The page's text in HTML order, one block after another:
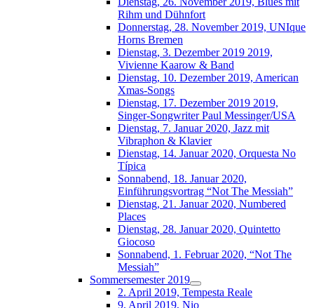
Rihm und Dühnfort
Donnerstag, 28. November 2019, UNIque
Horns Bremen
Dienstag, 3. Dezember 2019 2019,
Vivienne Kaarow & Band
Dienstag, 10. Dezember 2019, American
Xmas-Songs
Dienstag, 17. Dezember 2019 2019,
Singer-Songwriter Paul Messinger/USA
Dienstag, 7. Januar 2020, Jazz mit
Vibraphon & Klavier
Dienstag, 14. Januar 2020, Orquesta No
Típica
Sonnabend, 18. Januar 2020,
Einführungsvortrag “Not The Messiah”
Dienstag, 21. Januar 2020, Numbered
Places
Dienstag, 28. Januar 2020, Quintetto
Giocoso
Sonnabend, 1. Februar 2020, “Not The
Messiah”
Sommersemester 2019
2. April 2019, Tempesta Reale
9. April 2019, Nio